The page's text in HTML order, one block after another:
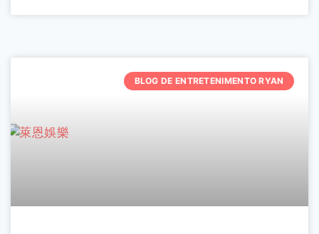
BLOG DE ENTRETENIMENTO RYAN